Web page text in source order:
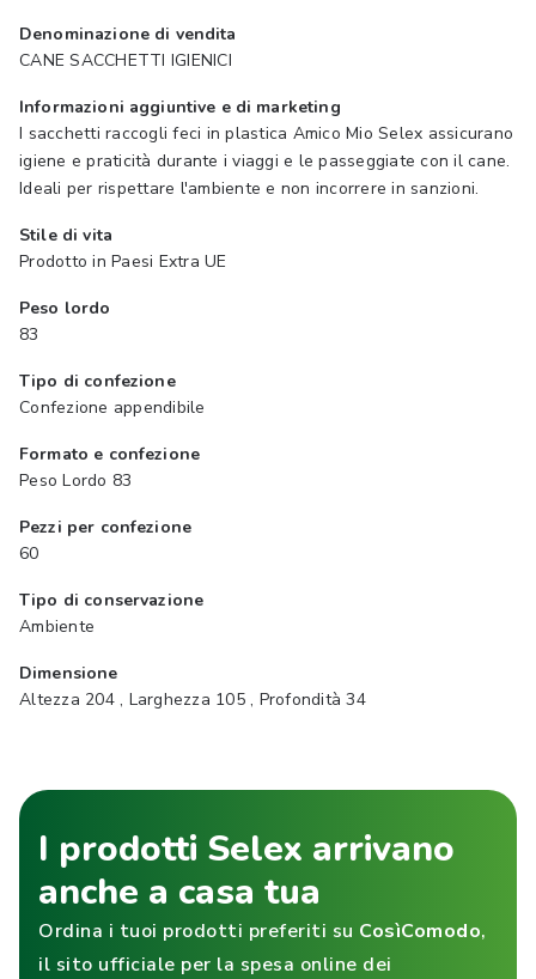
Denominazione di vendita
CANE SACCHETTI IGIENICI
Informazioni aggiuntive e di marketing
I sacchetti raccogli feci in plastica Amico Mio Selex assicurano
igiene e praticità durante i viaggi e le passeggiate con il cane.
Ideali per rispettare l'ambiente e non incorrere in sanzioni.
Stile di vita
Prodotto in Paesi Extra UE
Peso lordo
83
Tipo di confezione
Confezione appendibile
Formato e confezione
Peso Lordo 83
Pezzi per confezione
60
Tipo di conservazione
Ambiente
Dimensione
Altezza 204 , Larghezza 105 , Profondità 34
I prodotti Selex arrivano
anche a casa tua
Ordina i tuoi prodotti preferiti su CosìComodo,
il sito ufficiale per la spesa online dei